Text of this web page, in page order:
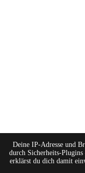
Deine IP-Adresse und
durch Sicherheits-
erklärst du dich damit